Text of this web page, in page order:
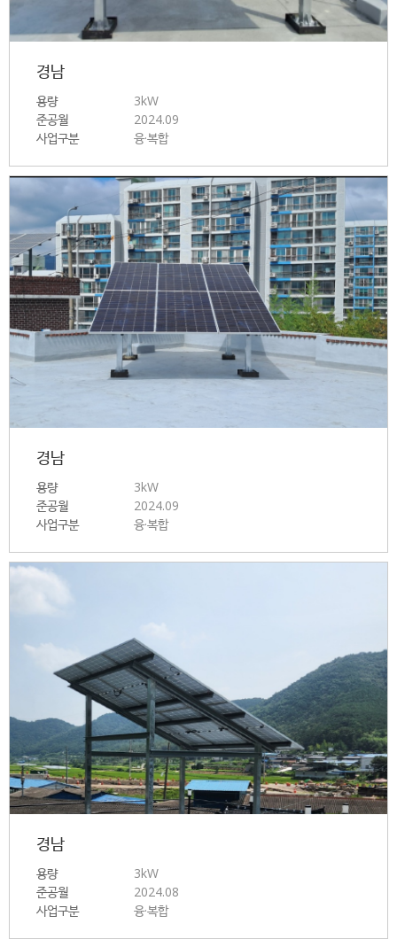
경남
용량
3kW
준공월
2024.09
사업구분
융·복합
경남
용량
3kW
준공월
2024.09
사업구분
융·복합
경남
용량
3kW
준공월
2024.08
사업구분
융·복합